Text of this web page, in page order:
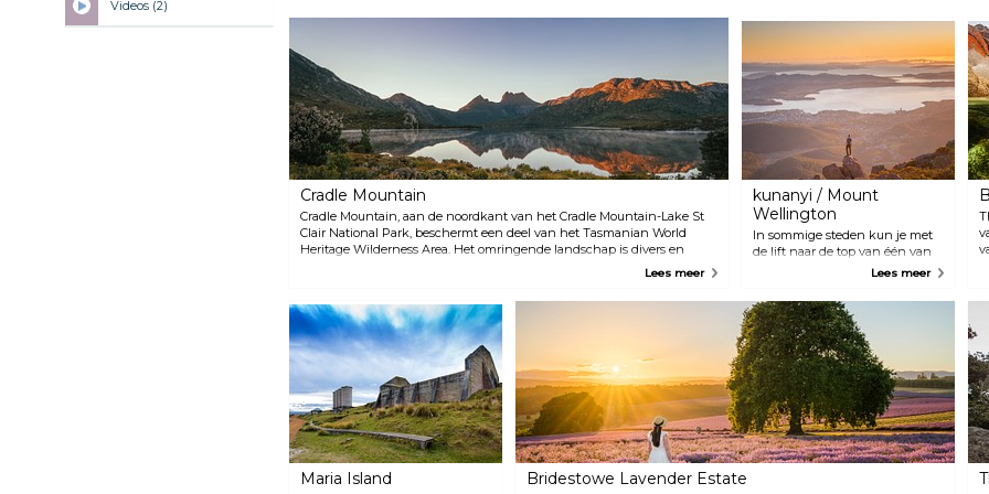
Videos (2)
Cradle Mountain
Cradle Mountain, aan de noordkant van het Cradle Mountain-Lake St
Clair National Park, beschermt een deel van het Tasmanian World
Heritage Wilderness Area. Het omringende landschap is divers en
omvat grasland, regenwoud en eeuwenoude planten. Het park biedt
duivels, buidelmarters, platypus, echidna en verschillende vogelsoorten.
Ga op het Dove Lake Circuit langs de kustlijn van het meer voor een
aangename, relatief vlakke wandeling van zes kilometer onder de
torenhoge torenspitsen van Cradle Mountain.
Lees meer
kunanyi / Mount
Wellington
In sommige steden kun je met
de lift naar de top van één van
de hoogste gebouwen ter
door buitengewone uitzichten.
Hobart hoeft geen
wolkenkrabbers te maken. Met
1270 meter is Kunanyi / Mt
Wellington meer dan twee keer
zo hoog dan 's werelds hoogste
gebouw.
Lees meer
Maria Island Bridestowe Lavender Estate